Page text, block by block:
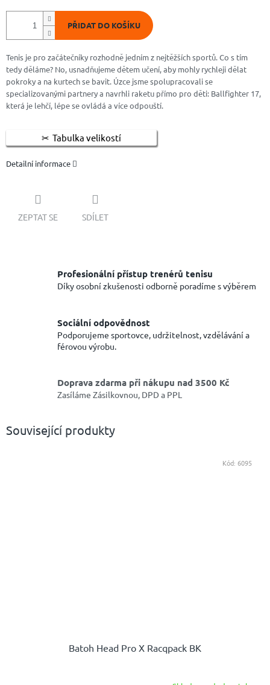
PŘIDAT DO KOŠÍKU
Tenis je pro začátečníky rozhodně jedním z nejtěžších sportů. Co s tím
tedy děláme? No, usnadňujeme dětem učení, aby mohly rychleji dělat
pokroky a na kurtech se bavit. Úzce jsme spolupracovali se
specializovanými partnery a navrhli raketu přímo pro děti: Ballfighter 17,
která je lehčí, lépe se ovládá a více odpouští.
Tabulka velikostí
Detailní informace
ZEPTAT SE SDÍLET
Profesionální přístup trenérů tenisu
Díky osobní zkušenosti odborně poradíme s výběrem
Sociální odpovědnost
Podporujeme sportovce, udržitelnost, vzdělávání a
férovou výrobu.
Doprava zdarma při nákupu nad 3500 Kč
Zasíláme Zásilkovnou, DPD a PPL
Související produkty
Batoh Head Pro X Racqpack BK
Kód: 6095